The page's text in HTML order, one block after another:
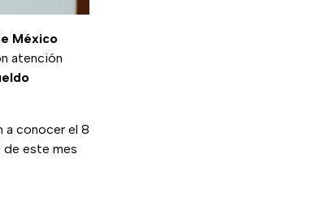
México
atención
a conocer el 8
de este mes